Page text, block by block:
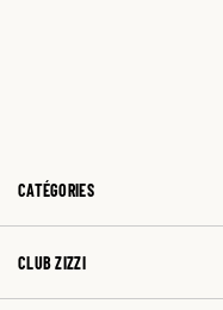
CATÉGORIES
CLUB ZIZZI